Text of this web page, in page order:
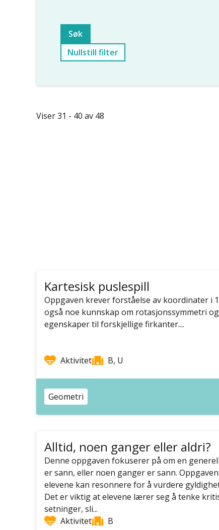
Nullstill filter
Viser 31 - 40 av 48
Kartesisk puslespill
Oppgaven krever forståelse av koordinater i
også noe kunnskap om rotasjonssymmetri
egenskaper til forskjellige firkanter....
Aktivitet B, U
Geometri
Alltid, noen ganger eller aldri?
Denne oppgaven fokuserer på om en
er sann, eller noen ganger er sann.
elevene kan resonnere for å vurdere
Det er viktig at elevene lærer seg å tenke
setninger, sli...
Aktivitet
B